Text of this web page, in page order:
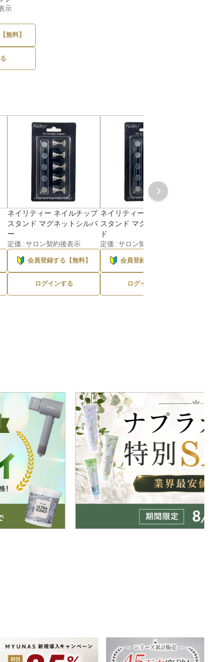
示
無料】
ネイリティー ネイルチップ
スタンド マグネットシルバ
ー
定価 : サロン契約後表示
会員登録する【無料】
ログインする
ネイリティー ネイルチップ
スタンド マグネットゴール
ド
定価 : サロン契約後表示
会員登録する【無料】
ログインする